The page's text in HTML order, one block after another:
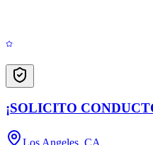
¡SOLICITO
Los Angeles, CA